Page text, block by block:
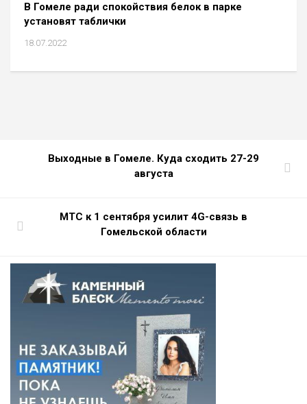
В Гомеле ради спокойствия белок в парке
установят таблички
18.07.2022
Выходные в Гомеле. Куда сходить 27-29
августа
МТС к 1 сентября усилит 4G-связь в
Гомельской области